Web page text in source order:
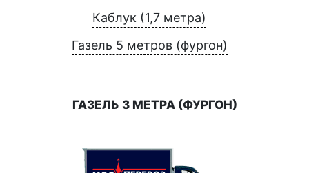
Каблук (1,7 метра)
Газель 5 метров (фургон)
ГАЗЕЛЬ 3 МЕТРА (ФУРГОН)